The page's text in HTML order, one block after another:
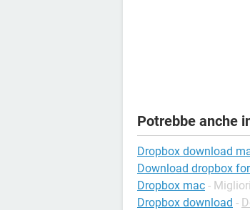
Potrebbe anche
Dropbox download
Download dropbox
Dropbox mac -
Dropbox download -